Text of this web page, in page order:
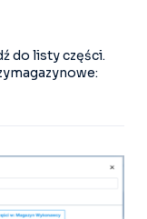
do listy części.